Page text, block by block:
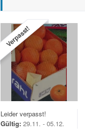
Verpasst!
Leider verpasst!
Gültig: 29.11. - 05.12.